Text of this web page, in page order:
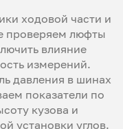
ходовой части и
проверяем люфты
влияние
измерений.
давления в шинах
показатели по
кузова и
установки углов.